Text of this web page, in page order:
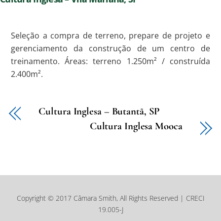
Seleção a compra de terreno, prepare de projeto e
gerenciamento da construção de um centro de
treinamento. Áreas: terreno 1.250m² / construída
2.400m².
Cultura Inglesa – Butantã, SP
Cultura Inglesa Mooca
Copyright © 2017 Câmara Smith, All Rights Reserved | CRECI
19.005-J